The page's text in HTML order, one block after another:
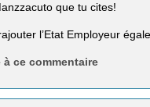
que tu cites!
l’Etat Employeur
à ce commentaire